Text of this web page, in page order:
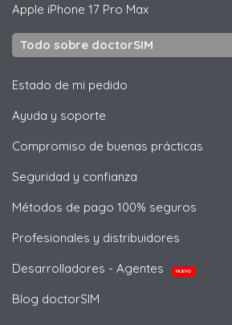
Apple iPhone 17 Pro Max
Todo sobre doctorSIM
Estado de mi pedido
Ayuda y soporte
Compromiso de buenas prácticas
Seguridad y confianza
Métodos de pago 100% seguros
Profesionales y distribuidores
Desarrolladores - Agentes
NUEVO
Blog doctorSIM